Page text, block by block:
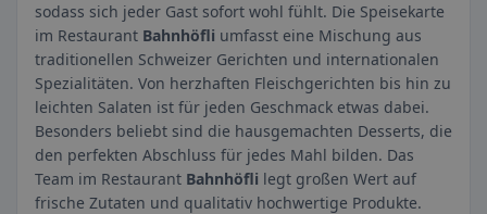
sodass sich jeder Gast sofort wohl fühlt. Die Speisekarte
im Restaurant Bahnhöfli umfasst eine Mischung aus
traditionellen Schweizer Gerichten und internationalen
Spezialitäten. Von herzhaften Fleischgerichten bis hin zu
leichten Salaten ist für jeden Geschmack etwas dabei.
Besonders beliebt sind die hausgemachten Desserts, die
den perfekten Abschluss für jedes Mahl bilden. Das
Team im Restaurant Bahnhöfli legt großen Wert auf
frische Zutaten und qualitativ hochwertige Produkte.